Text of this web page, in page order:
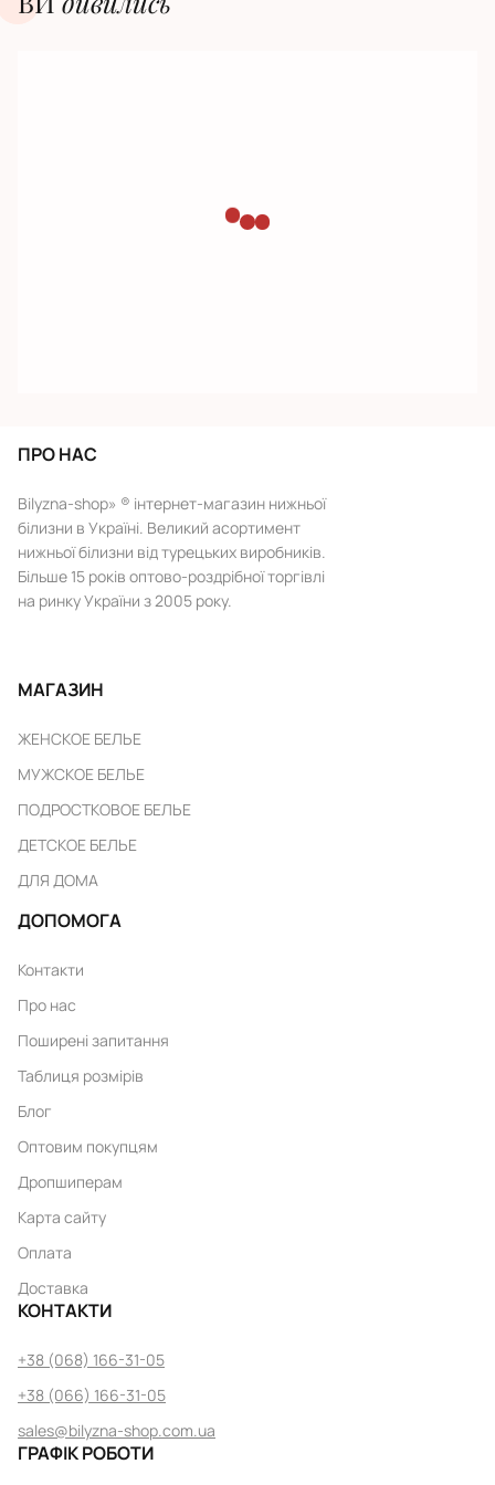
ПРО НАС
Bilyzna-shop» ® інтернет-магазин нижньої
білизни в Україні. Великий асортимент
нижньої білизни від турецьких виробників.
Більше 15 років оптово-роздрібної торгівлі
на ринку України з 2005 року.
МАГАЗИН
ЖЕНСКОЕ БЕЛЬЕ
МУЖСКОЕ БЕЛЬЕ
ПОДРОСТКОВОЕ БЕЛЬЕ
ДЕТСКОЕ БЕЛЬЕ
ДЛЯ ДОМА
ДОПОМОГА
Контакти
Про нас
Поширені запитання
Таблиця розмірів
Блог
Оптовим покупцям
Дропшиперам
Карта сайту
Оплата
Доставка
КОНТАКТИ
+38 (068) 166-31-05
+38 (066) 166-31-05
sales@bilyzna-shop.com.ua
ГРАФІК РОБОТИ